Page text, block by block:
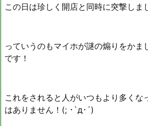
この日は珍しく開店と同時に突撃しま
っていうのもマイホが謎の煽りをかま
です！
これをされると人がいつもより多くな
はありません！(; ･`д･´)